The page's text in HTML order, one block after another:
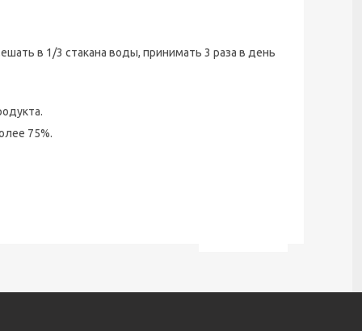
в 1/3 стакана воды, принимать 3 раза в день
75%.